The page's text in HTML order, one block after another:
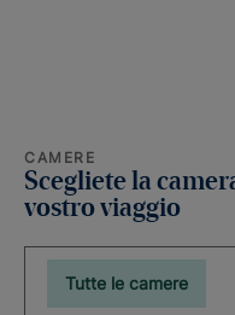
CAMERE
Scegliete la
vostro viaggio
Tutte le camere